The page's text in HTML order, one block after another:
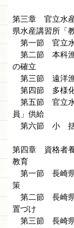
第三章 官立水
県水産講習所「
第一節 官立水
第二節 本科漁
の確立
第三節 遠洋漁
第四節 多様化
第五節 官立水
員」供給
第六節 小
第四章 資格者
教育
第一節 長崎県
策
第二節 長崎県
置づけ
第三節 長崎県